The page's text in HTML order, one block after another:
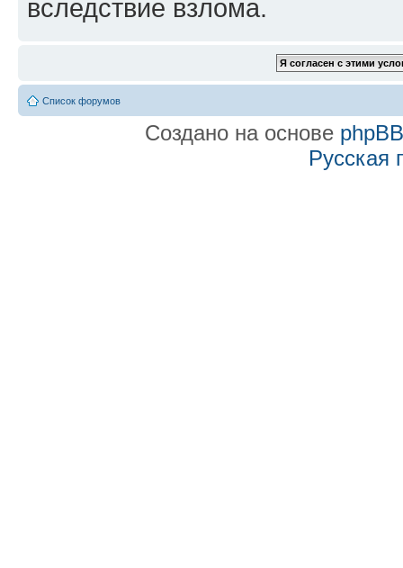
вследствие взлома.
Список форумов
Создано на основе phpBB
Русская